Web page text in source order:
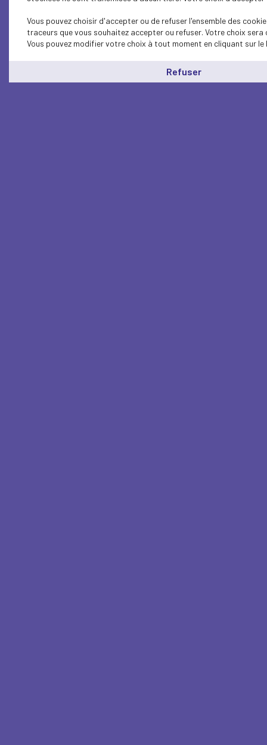
Vous pouvez choisir d'accepter ou de refuser l'ensemble des
traceurs que vous souhaitez accepter ou refuser. Votre choix
Vous pouvez modifier votre choix à tout moment en cliquant sur le
Refuser